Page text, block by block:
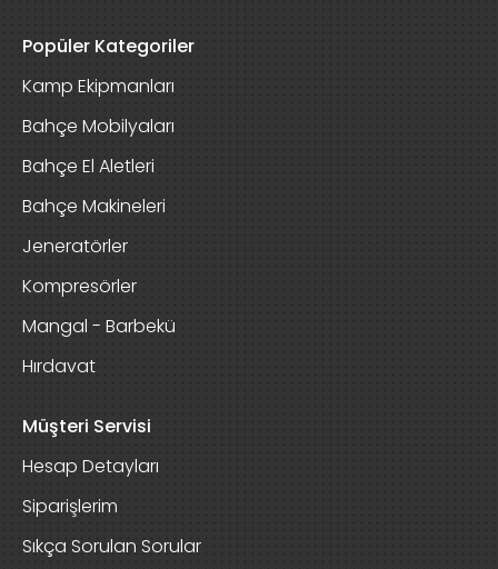
Popüler Kategoriler
Kamp Ekipmanları
Bahçe Mobilyaları
Bahçe El Aletleri
Bahçe Makineleri
Jeneratörler
Kompresörler
Mangal - Barbekü
Hırdavat
Müşteri Servisi
Hesap Detayları
Siparişlerim
Sıkça Sorulan Sorular